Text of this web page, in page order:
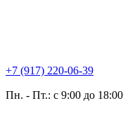
+7 (917) 220-06-39
Пн. - Пт.: с 9:00 до 18:00